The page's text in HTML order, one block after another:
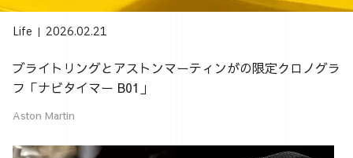
Life 2026.02.21
ブライトリングとアストンマーティンがの限定クロノグラ
フ「ナビタイマー B01」
Aston Martin